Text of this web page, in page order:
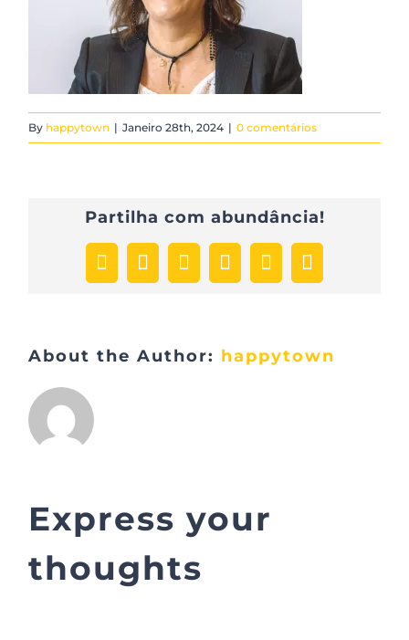
By happytown | Janeiro 28th, 2024 | 0 comentários
Partilha com abundância!
Facebook
X LinkedInWhatsApp
PinterestEmail
(necessário
publicado)
About the Author: happytown
Express your
thoughts